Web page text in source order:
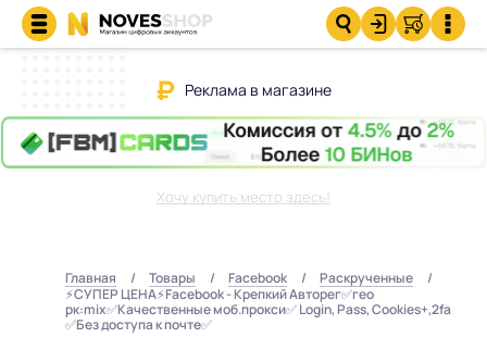
Реклама в магазине
Хочу купить место здесь!
Главная Товары Facebook
Раскрученные
⚡️СУПЕР ЦЕНА⚡️Facebook - Крепкий Авторег✅гео
рк:mix✅Качественные моб.прокси✅ Login, Pass, Cookies+,2fa
✅Без доступа к почте✅